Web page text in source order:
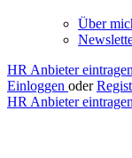
Über
HR Anbieter eintragen
Einloggen oder
HR Anbieter eintragen